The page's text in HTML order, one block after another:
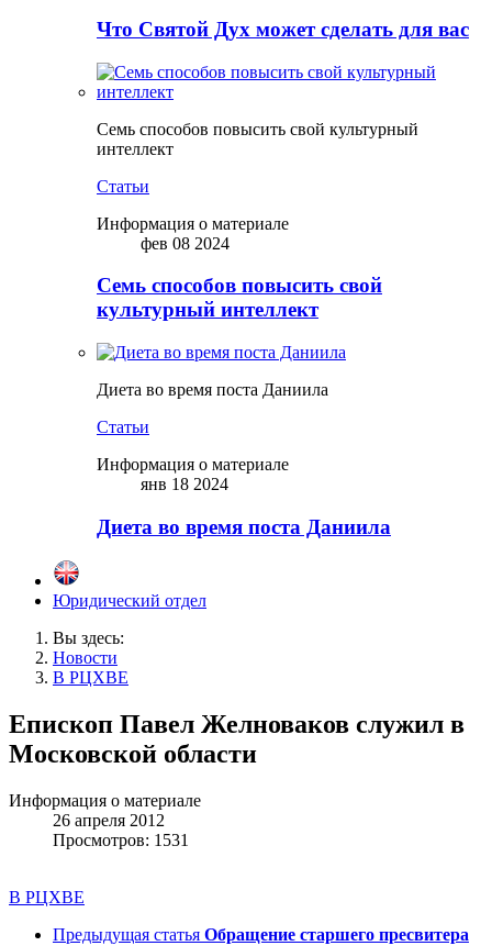
Что Святой Дух может сделать для вас
Семь способов повысить свой культурный
интеллект
Статьи
Информация о материале
фев 08 2024
Семь способов повысить свой
культурный интеллект
Диета во время поста Даниила
Статьи
Информация о материале
янв 18 2024
Диета во время поста Даниила
Юридический отдел
Вы здесь:
Новости
В РЦХВЕ
Епископ Павел Желноваков служил в
Московской области
Информация о материале
26 апреля 2012
Просмотров: 1531
В РЦХВЕ
Предыдущая статья Обращение старшего пресвитера